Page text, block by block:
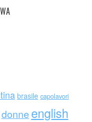
brasile capolavori
donne english